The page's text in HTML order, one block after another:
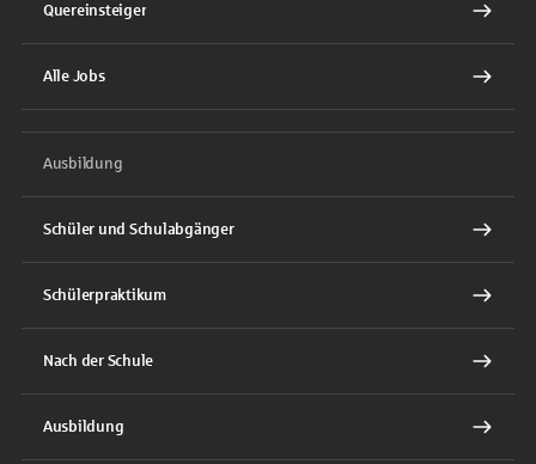
Quereinsteiger
Alle Jobs
Ausbildung
Schüler und Schulabgänger
Schülerpraktikum
Nach der Schule
Ausbildung